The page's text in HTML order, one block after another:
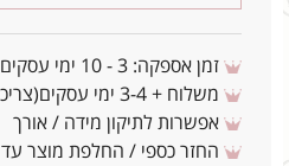
זמן אספקה: 3 - 10 ימי עסקים מאישור העסקה
משלוח + 3-4 ימי עסקים(צריכים לפני ? צרו איתנו קשר)
אפשרות לתיקון מידה / אורך
החזר כספי / החלפת מוצר עד 14 יום